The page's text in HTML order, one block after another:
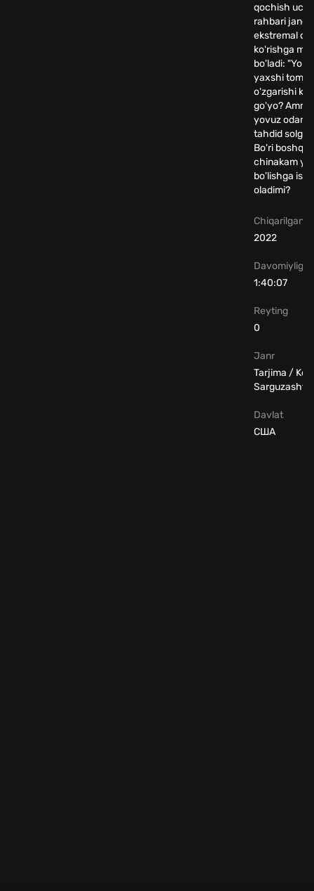
qochish
rahbari
ekstremal
ko'rishga
bo'ladi:
yaxshi
o'zgarishi
go'yo?
yovuz odam
tahdid
Bo'ri
chinakam
bo'lishga
oladimi?
Chiqarilgan
2022
Janr
Tarjima /
Sarguzasht
Davomiyligi
1:40:07
Davlat
США
Reyting
0